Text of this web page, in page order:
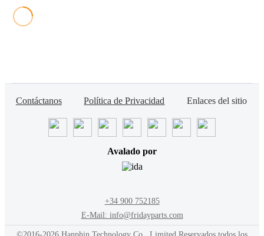
Contáctanos Política de Privacidad Enlaces del sitio
Avalado por
+34 900 752185
E-Mail: info@fridayparts.com